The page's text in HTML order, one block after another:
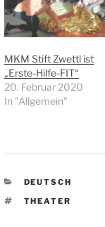
MKM Stift Zwettl ist
„Erste-Hilfe-FIT“
20. Februar 2020
In "Allgemein"
KATEGORIEN
DEUTSCH
SCHLAGWÖRTER
THEATER